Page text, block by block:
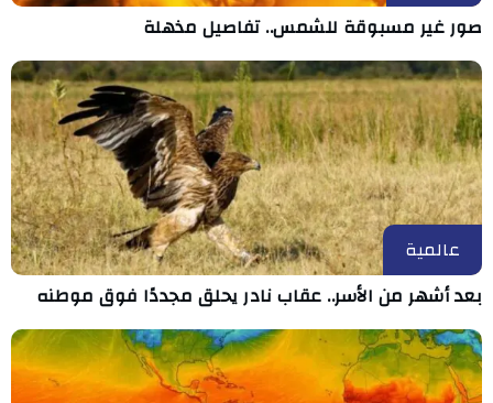
صور غير مسبوقة للشمس.. تفاصيل مذهلة
عالمية
بعد أشهر من الأسر.. عقاب نادر يحلق مجددًا فوق موطنه